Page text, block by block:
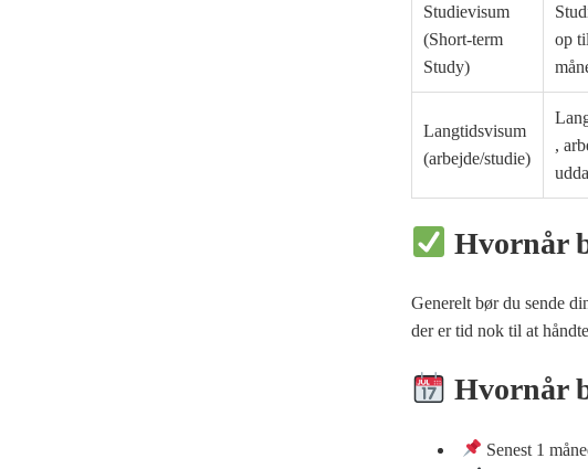
Studievisum
(Short-term
Study)
op
Langtidsvisum
(arbejde/studie)
,
Hvornår
Generelt bør du sende
der er tid nok til at
Hvornår
Senest 1